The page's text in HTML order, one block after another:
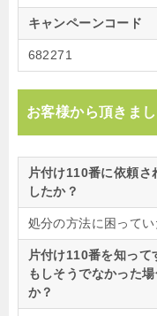
キャンペーンコード
682271
お客様から頂きま
片付け110番に依頼さ
したか？
処分の方法に困ってい
片付け110番を知って
もしそうでなかった
か？